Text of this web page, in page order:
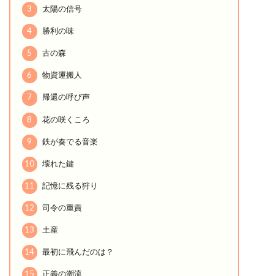
3 太陽の信号
4 勝利の味
5 古の森
6 物資運搬人
7 帰還の呼び声
8 花の咲くころ
9 鉄が奏でる音楽
10 壊れた鍵
11 記憶に残る狩り
12 司令の重責
13 土産
14 最初に飛んだのは？
15 正義の潮流